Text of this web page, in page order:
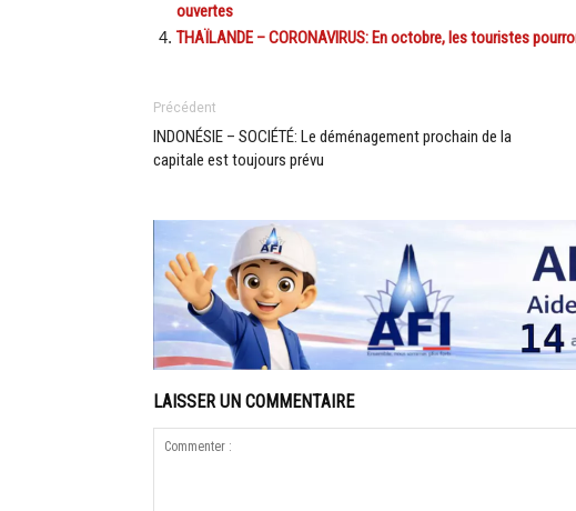
ouvertes
THAÏLANDE – CORONAVIRUS: En octobre, les touristes
Précédent
INDONÉSIE – SOCIÉTÉ: Le déménagement prochain de la
capitale est toujours prévu
LAISSER UN COMMENTAIRE